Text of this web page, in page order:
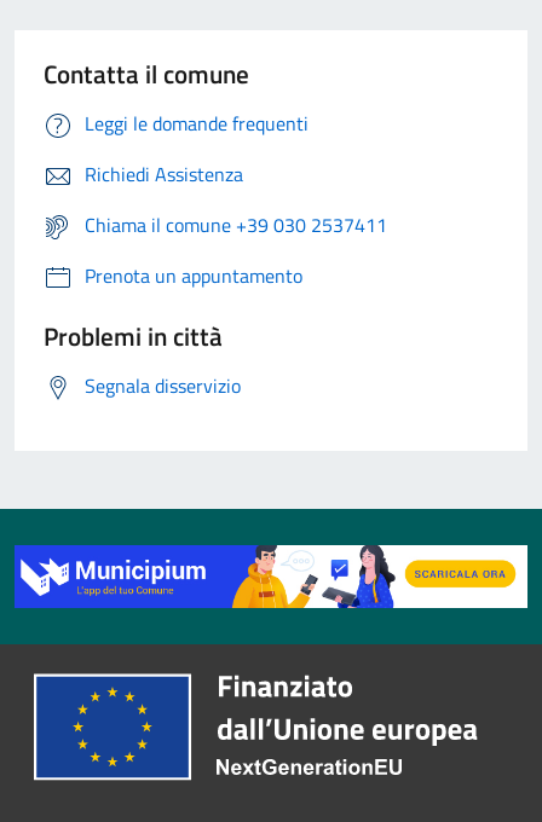
Contatta il comune
Leggi le domande frequenti
Richiedi Assistenza
Chiama il comune +39 030 2537411
Prenota un appuntamento
Problemi in città
Segnala disservizio